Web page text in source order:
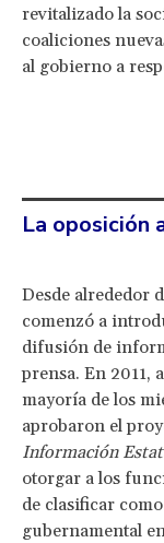
revitalizado la
coaliciones
al gobierno a
La oposición
Desde alrededor
comenzó a
difusión de
prensa. En 2011,
mayoría de los
aprobaron el
Información
otorgar a los
de clasificar
gubernamental